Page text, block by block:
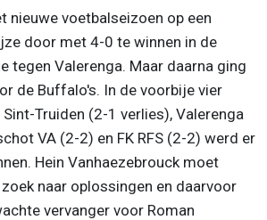
nieuwe voetbalseizoen op een
door met 4-0 te winnen in de
tegen Valerenga. Maar daarna ging
de Buffalo's. In de voorbije vier
Truiden (2-1 verlies), Valerenga
VA (2-2) en FK RFS (2-2) werd er
Hein Vanhaezebrouck moet
naar oplossingen en daarvoor
vervanger voor Roman